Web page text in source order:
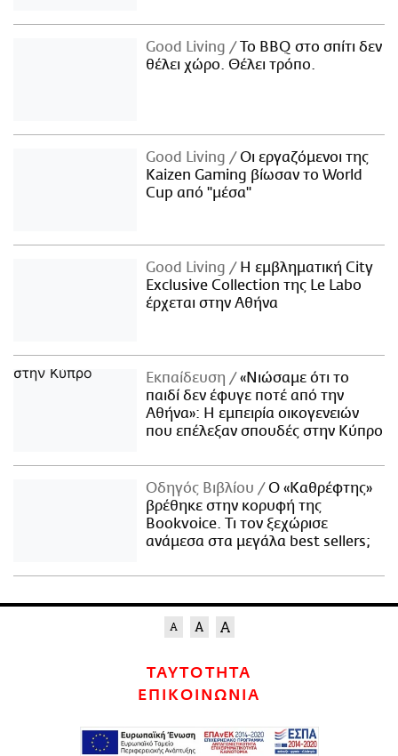
Good Living
Το BBQ στο σπίτι δεν
θέλει χώρο. Θέλει τρόπο.
Good Living
Οι εργαζόμενοι της
Kaizen Gaming βίωσαν το World
Cup από "μέσα"
Good Living
Η εμβληματική City
Exclusive Collection της Le Labo
έρχεται στην Αθήνα
Εκπαίδευση
«Νιώσαμε ότι το
παιδί δεν έφυγε ποτέ από την
Αθήνα»: Η εμπειρία οικογενειών
που επέλεξαν σπουδές στην Κύπρο
Οδηγός Βιβλίου
Ο «Καθρέφτης»
βρέθηκε στην κορυφή της
Bookvoice. Τι τον ξεχώρισε
ανάμεσα στα μεγάλα best sellers;
ΤΑΥΤΟΤΗΤΑ
ΕΠΙΚΟΙΝΩΝΙΑ